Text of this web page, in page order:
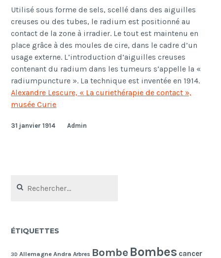
Utilisé sous forme de sels, scellé dans des aiguilles
creuses ou des tubes, le radium est positionné au
contact de la zone à irradier. Le tout est maintenu en
place grâce à des moules de cire, dans le cadre d’un
usage externe. L’introduction d’aiguilles creuses
contenant du radium dans les tumeurs s’appelle la «
radiumpuncture ». La technique est inventée en 1914.
Alexandre Lescure, « La curiethérapie de contact »,
musée Curie
31 janvier 1914 Admin
ÉTIQUETTES
3D Allemagne Andra Arbres Bombe Bombes cancer